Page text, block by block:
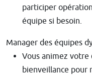
participer
équipe si besoin.
Manager des équipes
Vous animez votre
bienveillance pour